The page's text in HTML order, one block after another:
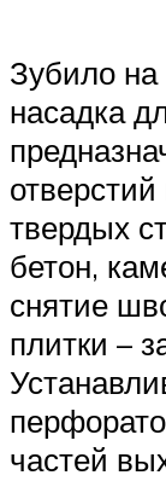
Зубило
насадка
твердых
бетон,
снятие
плитки –
частей